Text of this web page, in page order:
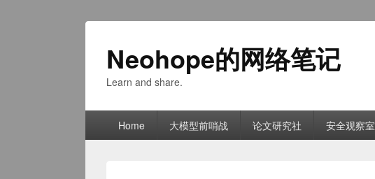
Neohope的网络笔记
Learn and share.
Home 大模型前哨战 论文研究社 安全观察室